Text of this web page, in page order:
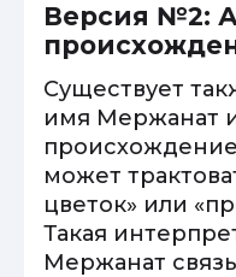
Версия №2:
Существует
имя Мержанат
может
цветок» или
Такая
Мержанат